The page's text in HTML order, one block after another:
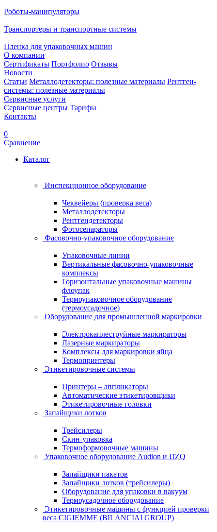
Роботы-манипуляторы
Транспортеры и транспортные системы
Пленка для упаковочных машин
О компании
Сертификаты Портфолио Отзывы
Новости
Статьи Металлодетекторы: полезные материалы Рентген-
системы: полезные материалы
Сервисные услуги
Сервисные центры Тарифы
Контакты
0
Сравнение
Каталог
Инспекционное оборудование
Чеквейеры (проверка веса)
Металлодетекторы
Рентгендетекторы
Фотосепараторы
Фасовочно-упаковочное оборудование
Упаковочные линии
Вертикальные фасовочно-упаковочные
комплексы
Горизонтальные упаковочные машины
флоупак
Термоупаковочное оборудование
(термоусадочное)
Оборудование для промышленной маркировки
Электрокаплеструйные маркираторы
Лазерные маркираторы
Комплексы для маркировки яйца
Термопринтеры
Этикетировочные системы
Принтеры – аппликаторы
Автоматические этикетировщики
Этикетировочные головки
Запайщики лотков
Трейсилеры
Скин-упаковка
Термоформовочные машины
Упаковочное оборудование Audion и DZQ
Запайщики пакетов
Запайщики лотков (трейсилеры)
Оборудование для упаковки в вакуум
Термоусадочное оборудование
Этикетировочные машины с функцией проверки
веса CIGIEMME (BILANCIAI GROUP)